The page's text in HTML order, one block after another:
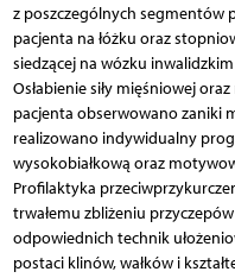
z poszczególnych segmentów
pacjenta na łóżku oraz
siedzącej na wózku
Osłabienie siły mięśniowej
pacjenta obserwowano zaniki
realizowano indywidualny
wysokobiałkową oraz
Profilaktyka
trwałemu zbliżeniu
odpowiednich technik
postaci klinów, wałków i